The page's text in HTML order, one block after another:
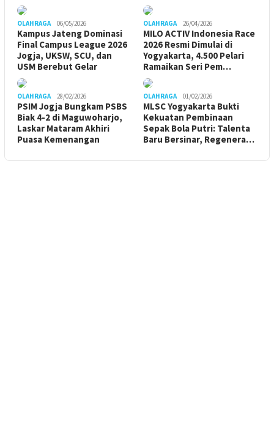
OLAHRAGA 06/05/2026
Kampus Jateng Dominasi
Final Campus League 2026
Jogja, UKSW, SCU, dan
USM Berebut Gelar
OLAHRAGA 26/04/2026
MILO ACTIV Indonesia Race
2026 Resmi Dimulai di
Yogyakarta, 4.500 Pelari
Ramaikan Seri Pem…
OLAHRAGA 28/02/2026
PSIM Jogja Bungkam PSBS
Biak 4-2 di Maguwoharjo,
Laskar Mataram Akhiri
Puasa Kemenangan
OLAHRAGA 01/02/2026
MLSC Yogyakarta Bukti
Kekuatan Pembinaan
Sepak Bola Putri: Talenta
Baru Bersinar, Regenera…